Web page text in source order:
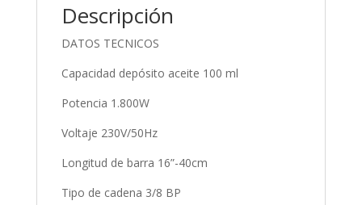
Descripción
DATOS TECNICOS
Capacidad depósito aceite 100 ml
Potencia 1.800W
Voltaje 230V/50Hz
Longitud de barra 16”-40cm
Tipo de cadena 3/8 BP